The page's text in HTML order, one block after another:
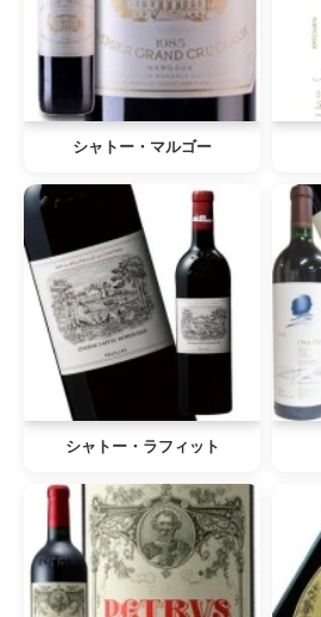
シャトー・マルゴー
シャトー・ラフィット